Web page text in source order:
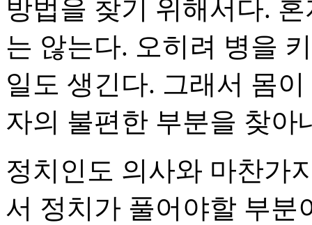
방법을 찾기 위해서다.
는 않는다. 오히려 병을
일도 생긴다. 그래서 몸
자의 불편한 부분을 찾아
정치인도 의사와 마찬가
서 정치가 풀어야할 부분